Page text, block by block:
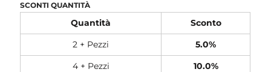
SCONTI QUANTITÀ
Quantità
Sconto
2 + Pezzi
5.0%
4 + Pezzi
10.0%